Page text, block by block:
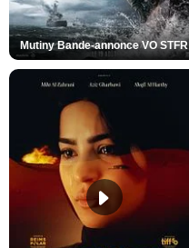
Mutiny Bande-annonce VO STFR